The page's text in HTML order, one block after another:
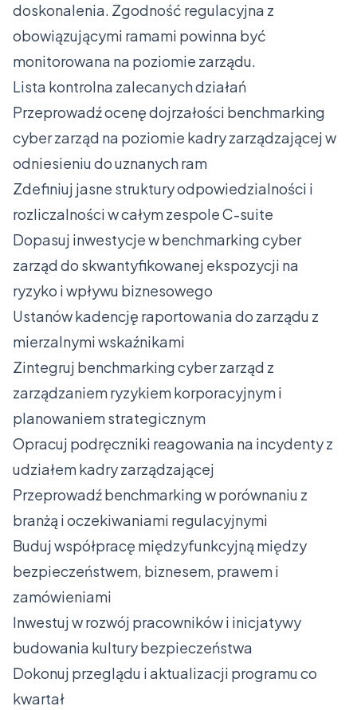
doskonalenia. Zgodność regulacyjna z
obowiązującymi ramami powinna być
monitorowana na poziomie zarządu.
Lista kontrolna zalecanych działań
Przeprowadź ocenę dojrzałości benchmarking
cyber zarząd na poziomie kadry zarządzającej w
odniesieniu do uznanych ram
Zdefiniuj jasne struktury odpowiedzialności i
rozliczalności w całym zespole C-suite
Dopasuj inwestycje w benchmarking cyber
zarząd do skwantyfikowanej ekspozycji na
ryzyko i wpływu biznesowego
Ustanów kadencję raportowania do zarządu z
mierzalnymi wskaźnikami
Zintegruj benchmarking cyber zarząd z
zarządzaniem ryzykiem korporacyjnym i
planowaniem strategicznym
Opracuj podręczniki reagowania na incydenty z
udziałem kadry zarządzającej
Przeprowadź benchmarking w porównaniu z
branżą i oczekiwaniami regulacyjnymi
Buduj współpracę międzyfunkcyjną między
bezpieczeństwem, biznesem, prawem i
zamówieniami
Inwestuj w rozwój pracowników i inicjatywy
budowania kultury bezpieczeństwa
Dokonuj przeglądu i aktualizacji programu co
kwartał